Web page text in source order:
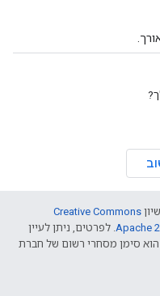
Creative Commons
Apache. לפרטים, ניתן לעיין
.‏ Java הוא סימן מסחרי רשום של חברת